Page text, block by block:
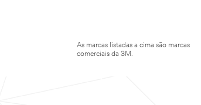
As marcas listadas a cima são marcas
comerciais da 3M.